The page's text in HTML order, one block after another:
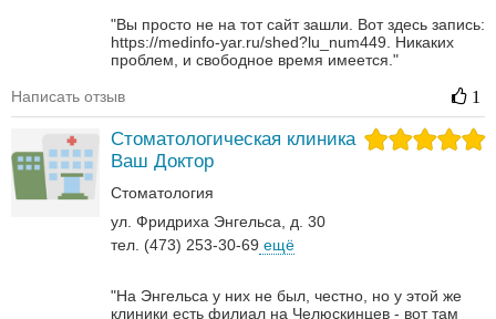
"Вы просто не на тот сайт зашли. Вот здесь запись:
https://medinfo-yar.ru/shed?lu_num449. Никаких
проблем, и свободное время имеется."
Написать отзыв 1
Стоматологическая клиника
Ваш Доктор
Стоматология
ул. Фридриха Энгельса, д. 30
тел. (473) 253-30-69 ещё
"На Энгельса у них не был, честно, но у этой же
клиники есть филиал на Челюскинцев - вот там